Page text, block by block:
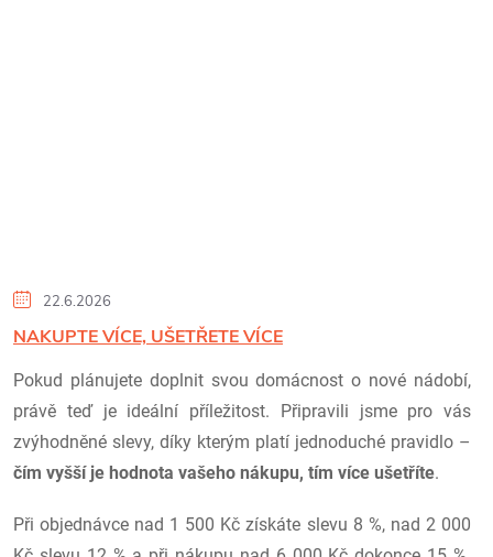
22.6.2026
NAKUPTE VÍCE, UŠETŘETE VÍCE
Pokud plánujete doplnit svou domácnost o nové nádobí,
právě teď je ideální příležitost. Připravili jsme pro vás
zvýhodněné slevy, díky kterým platí jednoduché pravidlo –
čím vyšší je hodnota vašeho nákupu, tím více ušetříte.
Při objednávce nad 1 500 Kč získáte slevu 8 %, nad 2 000